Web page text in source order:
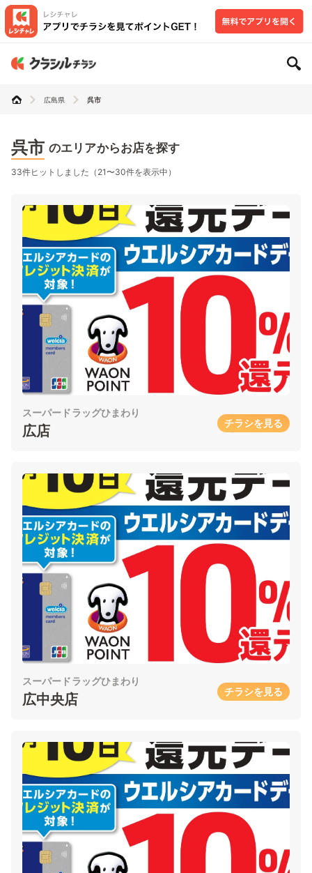
広島県 呉市
呉市 のエリアからお店を探す
33件ヒットしました（21〜30件を表示中）
スーパードラッグひまわり
広店 チラシを見る
スーパードラッグひまわり
広中央店 チラシを見る